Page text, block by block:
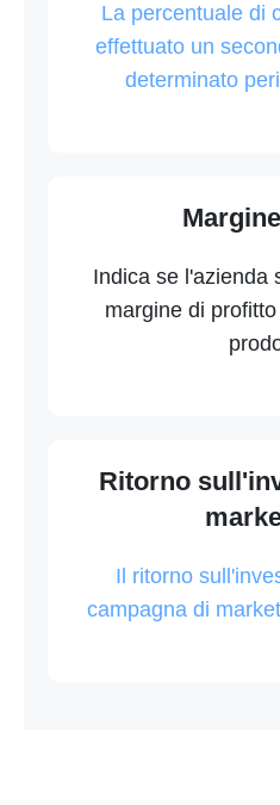
La percentuale di
effettuato un
determinato
Indica se l'azienda
margine di
Ritorno
Il ritorno
campagna di